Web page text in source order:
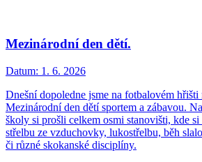
Mezinárodní den dětí.
Datum: 1. 6. 2026
Dnešní dopoledne jsme na fotbalovém hřišti
Mezinárodní den dětí sportem a zábavou.
školy si prošli celkem osmi stanovišti, kde
střelbu ze vzduchovky, lukostřelbu, běh
či různé skokanské disciplíny.